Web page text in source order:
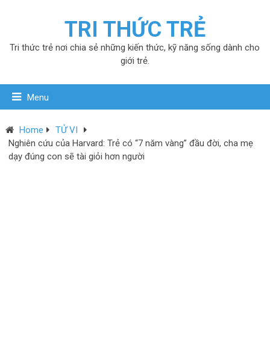
TRI THỨC TRẺ
Tri thức trẻ nơi chia sẻ những kiến thức, kỹ năng sống dành cho
giới trẻ.
Menu
Home
TỬ VI
Nghiên cứu của Harvard: Trẻ có “7 năm vàng” đầu đời, cha mẹ
dạy đúng con sẽ tài giỏi hơn người